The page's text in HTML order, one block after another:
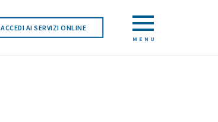
ACCEDI AI SERVIZI ONLINE
MENU